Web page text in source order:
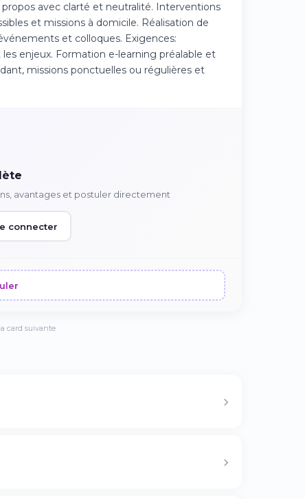
avec clarté et neutralité. Interventions
et missions à domicile. Réalisation de
et colloques. Exigences:
enjeux. Formation e-learning préalable et
missions ponctuelles ou régulières et
avantages et postuler directement
connecter
card suivante